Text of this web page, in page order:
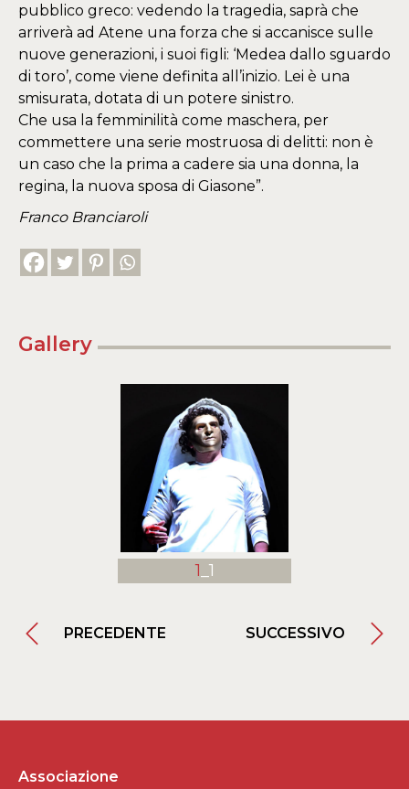
pubblico greco: vedendo la tragedia, saprà che
arriverà ad Atene una forza che si accanisce sulle
nuove generazioni, i suoi figli: ‘Medea dallo sguardo
di toro’, come viene definita all’inizio. Lei è una
smisurata, dotata di un potere sinistro.
Che usa la femminilità come maschera, per
commettere una serie mostruosa di delitti: non è
un caso che la prima a cadere sia una donna, la
regina, la nuova sposa di Giasone”.
Franco Branciaroli
Gallery
1 _1
PRECEDENTE SUCCESSIVO
Associazione